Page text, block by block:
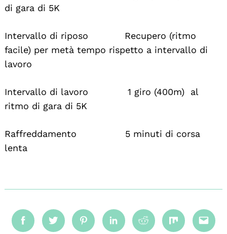
di gara di 5K
Intervallo di riposo Recupero (ritmo
facile) per metà tempo rispetto a intervallo di
lavoro
Intervallo di lavoro 1 giro (400m) al
ritmo di gara di 5K
Raffreddamento 5 minuti di corsa
lenta
FacebookTwitterPinterestLinkedinRedditMix